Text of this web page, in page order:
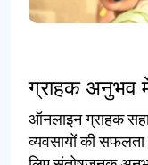
ग्राहक अनुभव
ऑनलाइन ग्राहक
व्यवसायों की सफलता